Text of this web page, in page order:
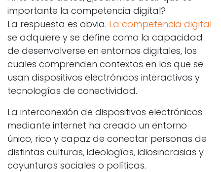
importante la competencia digital?
La respuesta es obvia. La competencia digital
se adquiere y se define como la capacidad
de desenvolverse en entornos digitales, los
cuales comprenden contextos en los que se
usan dispositivos electrónicos interactivos y
tecnologías de conectividad.
La interconexión de dispositivos electrónicos
mediante internet ha creado un entorno
único, rico y capaz de conectar personas de
distintas culturas, ideologías, idiosincrasias y
coyunturas sociales o políticas.